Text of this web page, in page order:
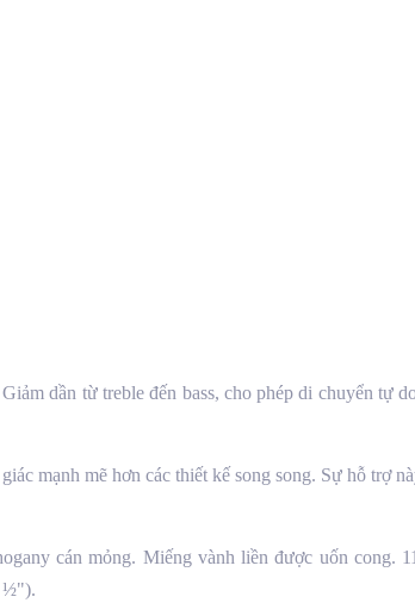
dần từ treble đến bass, cho phép di chuyển tự
mạnh mẽ hơn các thiết kế song song. Sự hỗ trợ
cán mỏng. Miếng vành liền được uốn cong.
½").